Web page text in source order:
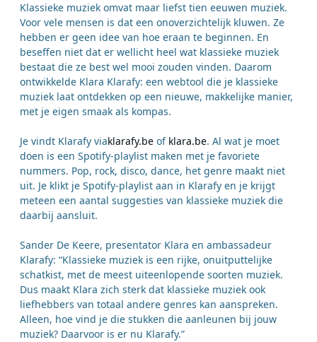
Klassieke muziek omvat maar liefst tien eeuwen muziek.
Voor vele mensen is dat een onoverzichtelijk kluwen. Ze
hebben er geen idee van hoe eraan te beginnen. En
beseffen niet dat er wellicht heel wat klassieke muziek
bestaat die ze best wel mooi zouden vinden. Daarom
ontwikkelde Klara Klarafy: een webtool die je klassieke
muziek laat ontdekken op een nieuwe, makkelijke manier,
met je eigen smaak als kompas.
Je vindt Klarafy viaklarafy.be of klara.be. Al wat je moet
doen is een Spotify-playlist maken met je favoriete
nummers. Pop, rock, disco, dance, het genre maakt niet
uit. Je klikt je Spotify-playlist aan in Klarafy en je krijgt
meteen een aantal suggesties van klassieke muziek die
daarbij aansluit.
Sander De Keere, presentator Klara en ambassadeur
Klarafy: “Klassieke muziek is een rijke, onuitputtelijke
schatkist, met de meest uiteenlopende soorten muziek.
Dus maakt Klara zich sterk dat klassieke muziek ook
liefhebbers van totaal andere genres kan aanspreken.
Alleen, hoe vind je die stukken die aanleunen bij jouw
muziek? Daarvoor is er nu Klarafy.”